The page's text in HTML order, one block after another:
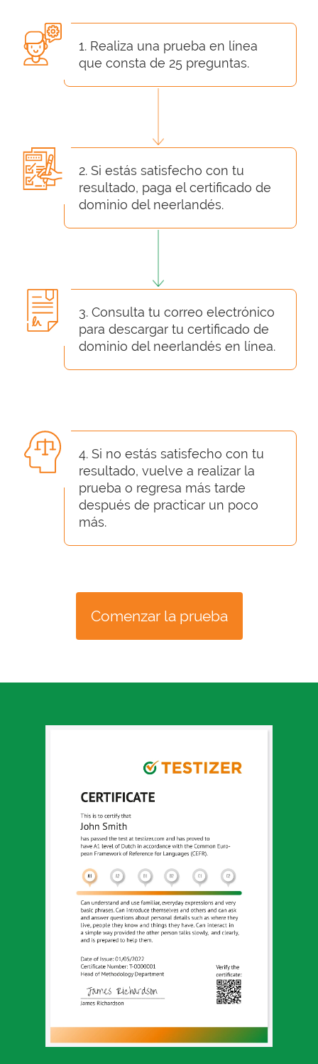
1. Realiza una prueba en línea
que consta de 25 preguntas.
2. Si estás satisfecho con tu
resultado, paga el certificado de
dominio del neerlandés.
3. Consulta tu correo electrónico
para descargar tu certificado de
dominio del neerlandés en línea.
4. Si no estás satisfecho con tu
resultado, vuelve a realizar la
prueba o regresa más tarde
después de practicar un poco
más.
Comenzar la prueba